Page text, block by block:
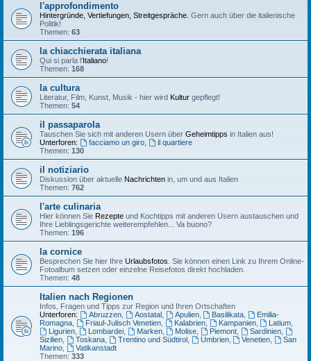
l'approfondimento
Hintergründe, Vertiefungen, Streitgespräche. Gern auch über die italienische
Politik!
Themen: 63
la chiacchierata italiana
Qui si parla l'Italiano!
Themen: 168
la cultura
Literatur, Film, Kunst, Musik - hier wird Kultur gepflegt!
Themen: 54
il passaparola
Tauschen Sie sich mit anderen Usern über Geheimtipps in Italien aus!
Unterforen:
facciamo un giro,
il quartiere
Themen: 130
il notiziario
Diskussion über aktuelle Nachrichten in, um und aus Italien
Themen: 762
l'arte culinaria
Hier können Sie Rezepte und Kochtipps mit anderen Usern austauschen und
Ihre Lieblingsgerichte weiterempfehlen... Va buono?
Themen: 196
la cornice
Besprechen Sie hier Ihre Urlaubsfotos . Sie können einen Link zu Ihrem Online-
Fotoalbum setzen oder einzelne Reisefotos direkt hochladen.
Themen: 48
Italien nach Regionen
Infos, Fragen und Tipps zur Region und Ihren Ortschaften
Unterforen:
Abruzzen, Aostatal, Apulien, Basilikata
Emilia-
Romagna
Friaul-Julisch Venetien, Kalabrien, Kampanien, Latium
Ligurien, Lombardei, Marken, Molise Piemont Sardinien
Sizilien
Toskana, Trentino und Südtirol, Umbrien, Venetien
San
Marino
Vatikanstadt
Themen: 333